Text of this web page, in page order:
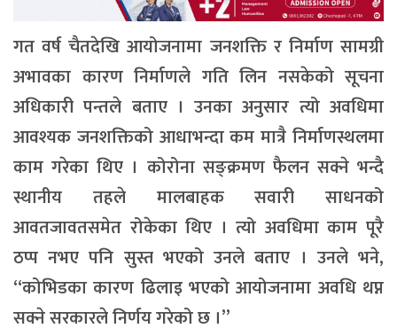
गत वर्ष चैतदेखि आयोजनामा जनशक्ति र निर्माण सामग्री
अभावका कारण निर्माणले गति लिन नसकेको सूचना
अधिकारी पन्तले बताए । उनका अनुसार त्यो अवधिमा
आवश्यक जनशक्तिको आधाभन्दा कम मात्रै निर्माणस्थलमा
काम गरेका थिए । कोरोना सङ्क्रमण फैलन सक्ने भन्दै
स्थानीय तहले मालबाहक सवारी साधनको
आवतजावतसमेत रोकेका थिए । त्यो अवधिमा काम पूरै
ठप्प नभए पनि सुस्त भएको उनले बताए । उनले भने,
“कोभिडका कारण ढिलाइ भएको आयोजनामा अवधि थप्न
सक्ने सरकारले निर्णय गरेको छ ।”